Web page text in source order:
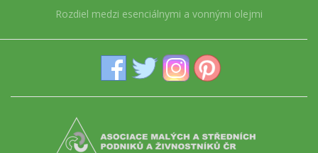
Rozdiel medzi esenciálnymi a vonnými olejmi